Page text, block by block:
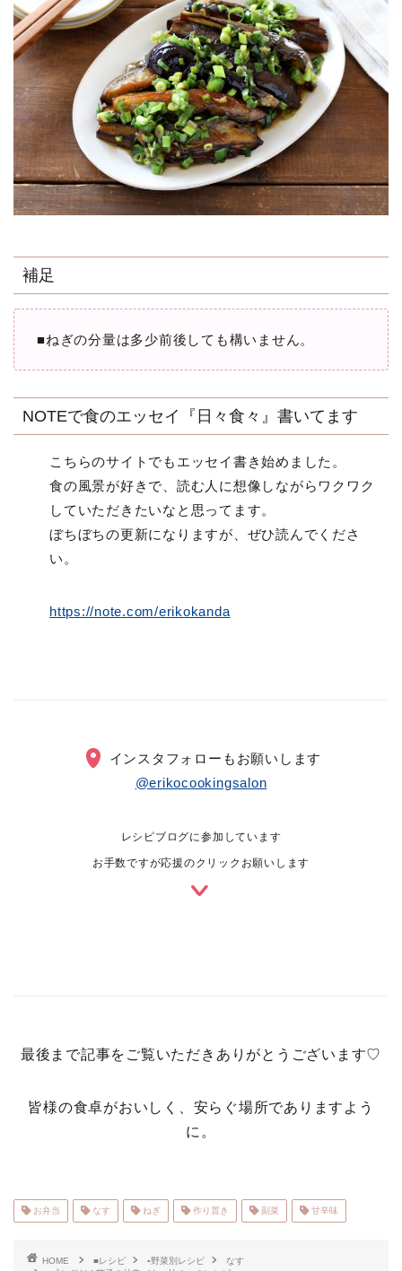
補足
■ねぎの分量は多少前後しても構いません。
NOTEで食のエッセイ『日々食々』書いてます
こちらのサイトでもエッセイ書き始めました。
食の風景が好きで、読む人に想像しながらワクワク
していただきたいなと思ってます。
ぼちぼちの更新になりますが、ぜひ読んでくださ
い。
https://note.com/erikokanda
インスタフォローもお願いします
@erikocookingsalon
レシピブログに参加しています
お手数ですが応援のクリックお願いします
最後まで記事をご覧いただきありがとうございます♡
皆様の食卓がおいしく、安らぐ場所でありますよう
に。
お弁当 なす ねぎ 作り置き 副菜 甘辛味
HOME ■レシピ ▪野菜別レシピ
なす